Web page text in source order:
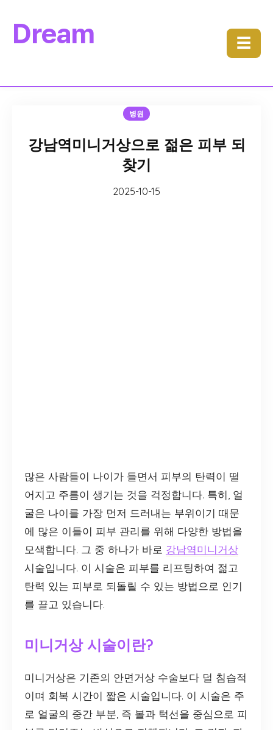
Dream ☰
병원
강남역미니거상으로 젊은 피부 되
찾기
2025-10-15
많은 사람들이 나이가 들면서 피부의 탄력이 떨
어지고 주름이 생기는 것을 걱정합니다. 특히, 얼
굴은 나이를 가장 먼저 드러내는 부위이기 때문
에 많은 이들이 피부 관리를 위해 다양한 방법을
모색합니다. 그 중 하나가 바로 강남역미니거상
시술입니다. 이 시술은 피부를 리프팅하여 젊고
탄력 있는 피부로 되돌릴 수 있는 방법으로 인기
를 끌고 있습니다.
미니거상 시술이란?
미니거상은 기존의 안면거상 수술보다 덜 침습적
이며 회복 시간이 짧은 시술입니다. 이 시술은 주
로 얼굴의 중간 부분, 즉 볼과 턱선을 중심으로 피